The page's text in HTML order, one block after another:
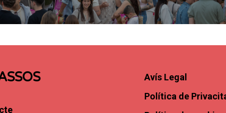
Avís Legal
Política de